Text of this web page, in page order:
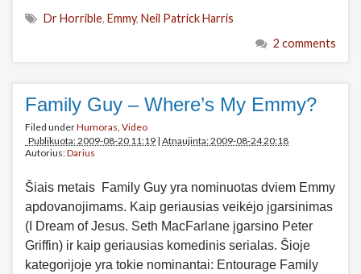
Dr Horrible, Emmy, Neil Patrick Harris
2 comments
Family Guy – Where’s My Emmy?
Filed underHumoras, Video
Publikuota: 2009-08-20 11:19 | Atnaujinta: 2009-08-24 20:18
Autorius:Darius
Šiais metais Family Guy yra nominuotas dviem Emmy
apdovanojimams. Kaip geriausias veikėjo įgarsinimas
(I Dream of Jesus. Seth MacFarlane įgarsino Peter
Griffin) ir kaip geriausias komedinis serialas. Šioje
kategorijoje yra tokie nominantai: Entourage Family